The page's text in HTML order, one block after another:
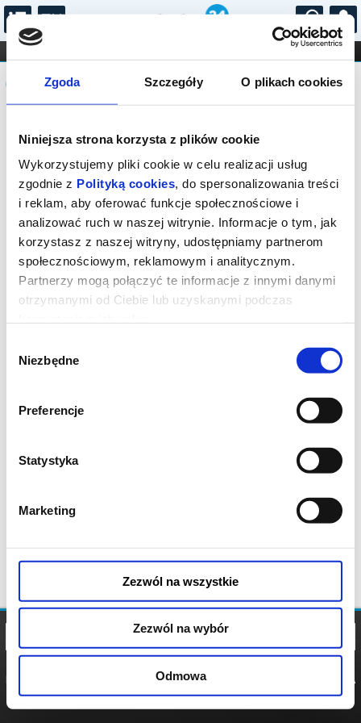
Zgoda Szczegóły O plikach cookies
Niniejsza strona korzysta z plików cookie
Wykorzystujemy pliki cookie w celu realizacji usług
zgodnie z Polityką cookies, do spersonalizowania treści
i reklam, aby oferować funkcje społecznościowe i
analizować ruch w naszej witrynie. Informacje o tym, jak
korzystasz z naszej witryny, udostępniamy partnerom
społecznościowym, reklamowym i analitycznym.
Partnerzy mogą połączyć te informacje z innymi danymi
otrzymanymi od Ciebie lub uzyskanymi podczas
zgody
Niezbędne
Preferencje
Statystyka
Marketing
Zezwól na wszystkie
Zezwól na wybór
Odmowa
...
FILHARMONIA OPERA I BALET
STAND-UP
DLA DZIECI
Komunikat
Sprzedaż biletów on-line na wydarzenie
została zakończona.
POLITYKA
POLITYKA